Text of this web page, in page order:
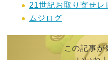
21世紀お取り寄せレ
ムジログ
この記事が